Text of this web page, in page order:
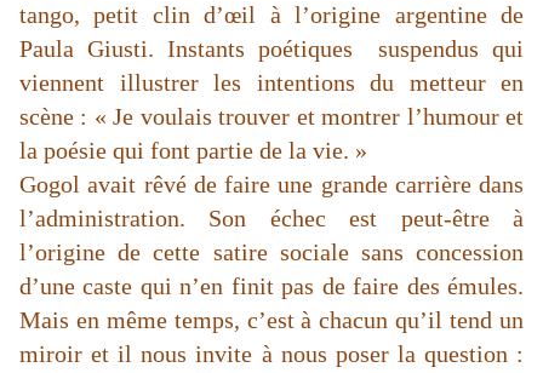
tango, petit clin d’œil à l’origine argentine de
Paula Giusti. Instants poétiques suspendus qui
viennent illustrer les intentions du metteur en
scène : « Je voulais trouver et montrer l’humour et
la poésie qui font partie de la vie. »
Gogol avait rêvé de faire une grande carrière dans
l’administration. Son échec est peut-être à
l’origine de cette satire sociale sans concession
d’une caste qui n’en finit pas de faire des émules.
Mais en même temps, c’est à chacun qu’il tend un
miroir et il nous invite à nous poser la question :